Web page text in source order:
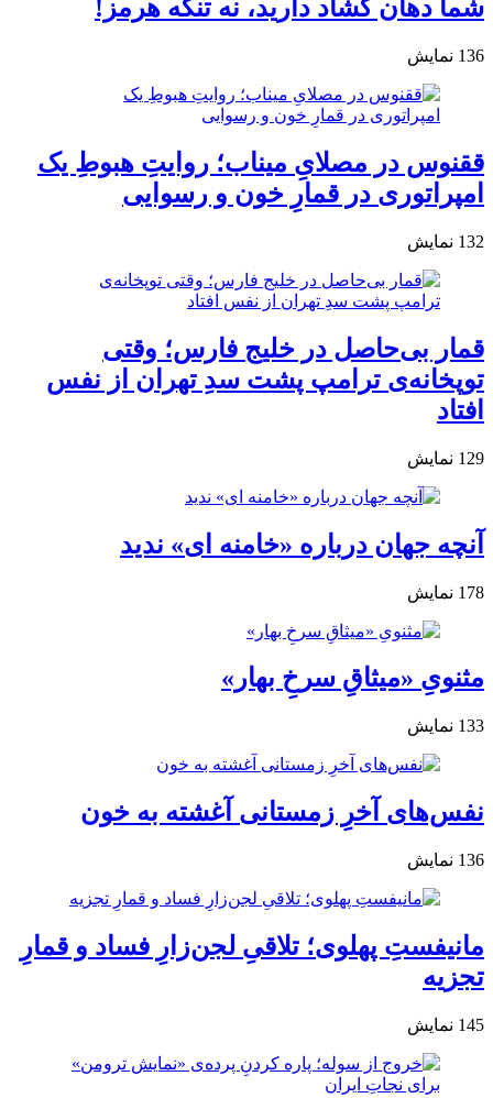
شما دهان گشاد دارید، نه تنگه هرمز!
136 نمایش
ققنوس در مصلایِ میناب؛ روایتِ هبوطِ یک
امپراتوری در قمارِ خون و رسوایی
132 نمایش
قمار بی‌حاصل در خلیج فارس؛ وقتی
توپخانه‌ی ترامپ پشت سدِ تهران از نفس
افتاد
129 نمایش
آنچه جهان درباره «خامنه ای» ندید
178 نمایش
مثنویِ «میثاقِ سرخِ بهار»
133 نمایش
نفس‌های آخرِ زمستانی آغشته به خون
136 نمایش
مانیفستِ پهلوی؛ تلاقیِ لجن‌زارِ فساد و قمارِ
تجزیه
145 نمایش